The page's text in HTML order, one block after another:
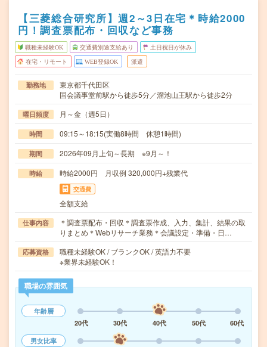
【三菱総合研究所】週2～3日在宅＊時給2000
円！調査票配布・回収など事務
職種未経験OK 交通費別途支給あり 土日祝日が休み
在宅・リモート WEB登録OK 派遣
勤務地
東京都千代田区
国会議事堂前駅から徒歩5分／溜池山王駅から徒歩2分
曜日頻度 月～金（週5日）
時間 09:15～18:15(実働8時間 休憩1時間)
期間 2026年09月上旬～長期 ※9月～！
時給 時給2000円 月収例 320,000円+残業代
交通費
全額支給
仕事内容
＊調査票配布・回収＊調査票作成、入力、集計、結果の取
りまとめ＊Webリサーチ業務＊会議設定・準備・日…
応募資格
職種未経験OK / ブランクOK / 英語力不要
※業界未経験OK！
職場の雰囲気
年齢層
20代
30代 40代 50代
60代
男女比率